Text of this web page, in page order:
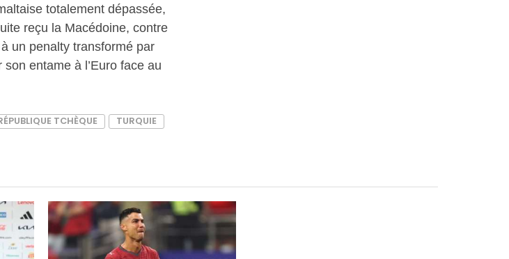
totalement dépassée,
reçu la Macédoine, contre
un penalty transformé par
entame à l’Euro face au
TCHÈQUE TURQUIE